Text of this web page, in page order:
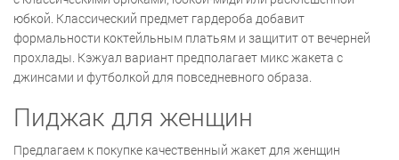
юбкой. Классический предмет гардероба добавит
формальности коктейльным платьям и защитит от вечерней
прохлады. Кэжуал вариант предполагает микс жакета с
джинсами и футболкой для повседневного образа.
Пиджак для женщин
Предлагаем к покупке качественный жакет для женщин